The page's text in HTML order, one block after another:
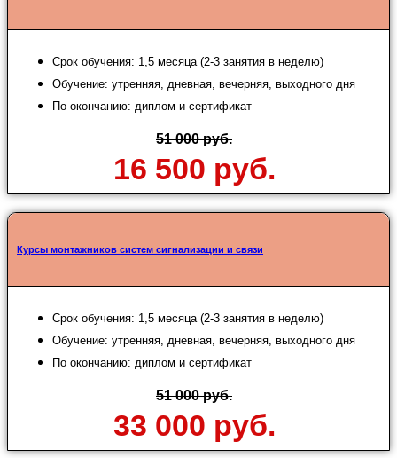
Срок обучения: 1,5 месяца (2-3 занятия в неделю)
Обучение: утренняя, дневная, вечерняя, выходного дня
По окончанию: диплом и сертификат
51 000 руб.
16 500 руб.
Курсы монтажников систем сигнализации и связи
Срок обучения: 1,5 месяца (2-3 занятия в неделю)
Обучение: утренняя, дневная, вечерняя, выходного дня
По окончанию: диплом и сертификат
51 000 руб.
33 000 руб.